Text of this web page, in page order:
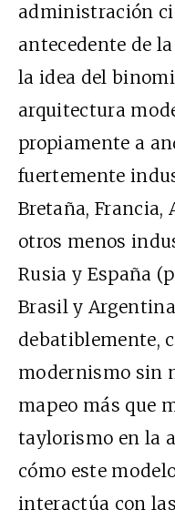
administración
antecedente de
la idea del
arquitectura
propiamente a
fuertemente
Bretaña, Francia,
otros menos
Rusia y España
Brasil y
debatiblemente,
modernismo sin
mapeo más que
taylorismo en la
cómo este
interactúa con